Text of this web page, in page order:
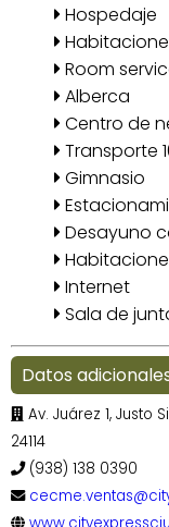
Hospedaje
Room
Alberca
Centro de
Transporte
Gimnasio
Desayuno
Internet
Sala de
Datos
Av. Juárez 1, Justo
24114
(938) 138 0390